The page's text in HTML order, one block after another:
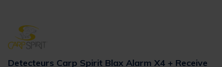
Detecteurs Carp Spirit Blax Alarm X4 + Receive